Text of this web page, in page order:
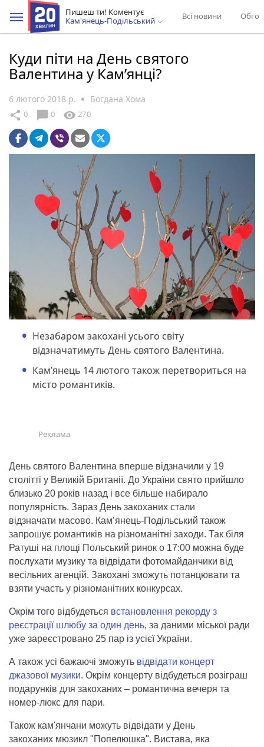
Пишеш ти! Коментує
Кам'янець-Подільський
Всі новини
Куди піти на День святого
Валентина у Кам’янці?
6 лютого 2018 р. Богдана Хома
share 0 chat_bubble 0 visibility 270
Незабаром закохані усього світу
відзначатимуть День святого Валентина.
Кам’янець 14 лютого також перетвориться на
місто романтиків.
День святого Валентина вперше відзначили у 19
столітті у Великій Британії. До України свято прийшло
близько 20 років назад і все більше набирало
популярність. Зараз День закоханих стали
відзначати масово. Кам’янець-Подільський також
запрошує романтиків на різноманітні заходи. Так біля
Ратуші на площі Польський ринок о 17:00 можна буде
послухати музику та відвідати фотомайданчики від
весільних агенцій. Закохані зможуть потанцювати та
взяти участь у різноманітних конкурсах.
Окрім того відбудеться встановлення рекорду з
реєстрації шлюбу за один день, за даними міської ради
уже зареєстровано 25 пар із усієї України.
А також усі бажаючі зможуть відвідати концерт
джазової музики. Окрім концерту відбудеться розіграш
подарунків для закоханих – романтична вечеря та
номер-люкс для пари.
Також кам'янчани можуть відвідати у День
закоханих мюзикл "Попелюшка". Вистава, яка